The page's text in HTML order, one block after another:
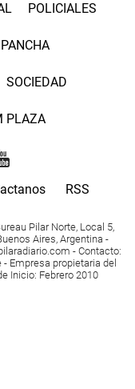
POLICIALES
SOCIEDAD
PLAZA
RSS
Pilar Norte, Local 5,
Aires, Argentina -
- Contacto:
- Empresa propietaria del
Inicio: Febrero 2010